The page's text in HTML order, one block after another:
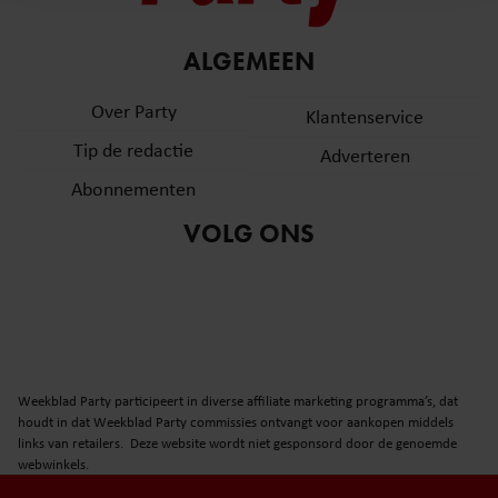
informatie over uw gebruik van onze site met onze
partners voor social media, adverteren en analyse. Deze
informatie die u aan ze heeft verstrekt of die ze hebben
gaat akkoord met onze cookies als u onze website blijft
gebruiken.
ALGEMEEN
Over Party
Tip de redactie
Abonnementen
Klantenservice
Adverteren
VOLG ONS
Weekblad Party participeert in diverse affiliate marketing programma’s, dat
houdt in dat Weekblad Party commissies ontvangt voor aankopen middels
links van retailers. Deze website wordt niet gesponsord door de genoemde
webwinkels.